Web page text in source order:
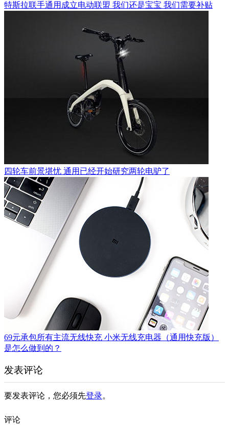
特斯拉联手通用成立电动联盟 我们还是宝宝 我们需要补贴
四轮车前景堪忧 通用已经开始研究两轮电驴了
69元承包所有主流无线快充 小米无线充电器（通用快充版）
是怎么做到的？
发表评论
要发表评论，您必须先登录。
评论